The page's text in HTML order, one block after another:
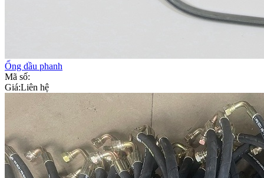
Ống dầu phanh
Mã số:
Giá:Liên hệ